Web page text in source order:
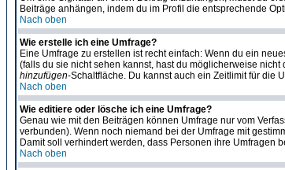
Beiträge anhängen, indem du im Profil die entsprechende
Nach oben
Wie erstelle ich eine Umfrage?
Eine Umfrage zu erstellen ist recht einfach: Wenn du ein
(falls du sie nicht sehen kannst, hast du möglicherweise
hinzufügen-Schaltfläche. Du kannst auch ein Zeitlimit für die
Nach oben
Wie editiere oder lösche ich eine Umfrage?
Genau wie mit den Beiträgen können Umfrage nur vom
verbunden). Wenn noch niemand bei der Umfrage mit
Damit soll verhindert werden, dass Personen ihre Umfragen
Nach oben